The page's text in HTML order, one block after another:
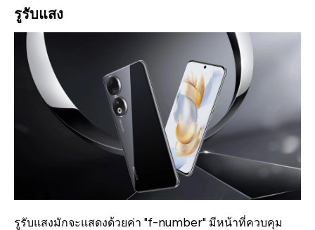
รูรับแสง
รูรับแสงมักจะแสดงด้วยค่า "f-number" มีหน้าที่ควบคุม